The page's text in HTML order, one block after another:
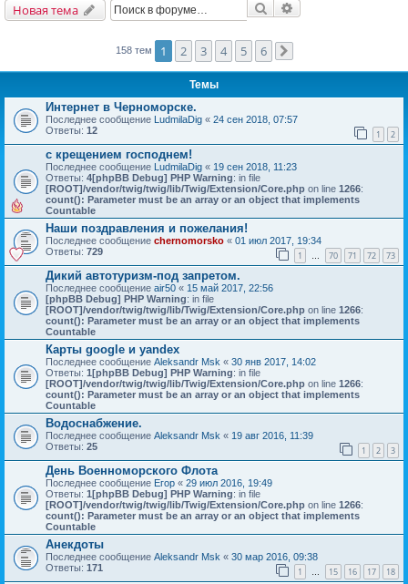
Новая тема Поиск
158 тем 1 2 3 4 5 6
Темы
Интернет в Черноморске.
Последнее сообщение LudmilaDig « 24 сен 2018, 07:57
Ответы: 12 1 2
с крещением господнем!
Последнее сообщение LudmilaDig « 19 сен 2018, 11:23
Ответы: 4[phpBB Debug] PHP Warning: in file
[ROOT]/vendor/twig/twig/lib/Twig/Extension/Core.php on line 1266:
count(): Parameter must be an array or an object that implements
Countable
Наши поздравления и пожелания!
Последнее сообщение chernomorsko « 01 июл 2017, 19:34
Ответы: 729 1 … 70 71 72 73
Дикий автотуризм-под запретом.
Последнее сообщение air50 « 15 май 2017, 22:56
[phpBB Debug] PHP Warning: in file
[ROOT]/vendor/twig/twig/lib/Twig/Extension/Core.php on line 1266:
count(): Parameter must be an array or an object that implements
Countable
Карты google и yandex
Последнее сообщение Aleksandr Msk « 30 янв 2017, 14:02
Ответы: 1[phpBB Debug] PHP Warning: in file
[ROOT]/vendor/twig/twig/lib/Twig/Extension/Core.php on line 1266:
count(): Parameter must be an array or an object that implements
Countable
Водоснабжение.
Последнее сообщение Aleksandr Msk « 19 авг 2016, 11:39
Ответы: 25 1 2 3
День Военноморского Флота
Последнее сообщение Егор « 29 июл 2016, 19:49
Ответы: 1 [phpBB Debug] PHP Warning: in file
[ROOT]/vendor/twig/twig/lib/Twig/Extension/Core.php on line 1266:
count(): Parameter must be an array or an object that implements
Countable
Анекдоты
Последнее сообщение Aleksandr Msk « 30 мар 2016, 09:38
Ответы: 171 1 … 15 16 17 18